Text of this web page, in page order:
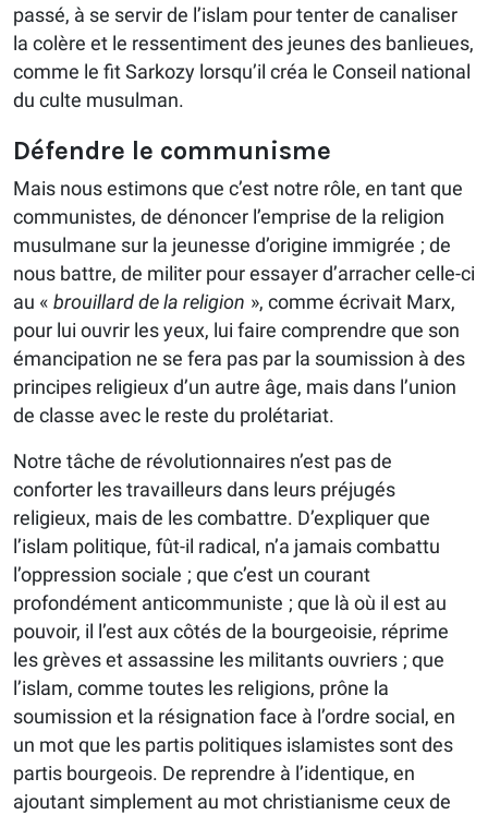
passé, à se servir de l’islam pour tenter de canaliser
la colère et le ressentiment des jeunes des banlieues,
comme le fit Sarkozy lorsqu’il créa le Conseil national
du culte musulman.
Défendre le communisme
Mais nous estimons que c’est notre rôle, en tant que
communistes, de dénoncer l’emprise de la religion
musulmane sur la jeunesse d’origine immigrée ; de
nous battre, de militer pour essayer d’arracher celle-ci
au « brouillard de la religion », comme écrivait Marx,
pour lui ouvrir les yeux, lui faire comprendre que son
émancipation ne se fera pas par la soumission à des
principes religieux d’un autre âge, mais dans l’union
de classe avec le reste du prolétariat.
Notre tâche de révolutionnaires n’est pas de
conforter les travailleurs dans leurs préjugés
religieux, mais de les combattre. D’expliquer que
l’islam politique, fût-il radical, n’a jamais combattu
l’oppression sociale ; que c’est un courant
profondément anticommuniste ; que là où il est au
pouvoir, il l’est aux côtés de la bourgeoisie, réprime
les grèves et assassine les militants ouvriers ; que
l’islam, comme toutes les religions, prône la
soumission et la résignation face à l’ordre social, en
un mot que les partis politiques islamistes sont des
partis bourgeois. De reprendre à l’identique, en
ajoutant simplement au mot christianisme ceux de